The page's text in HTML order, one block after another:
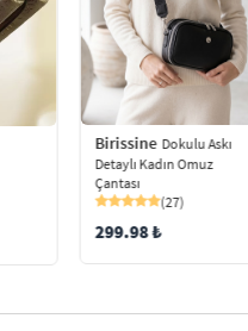
Birissine Dokulu Askı
Detaylı Kadın Omuz
Çantası
(27)
299.98 ₺